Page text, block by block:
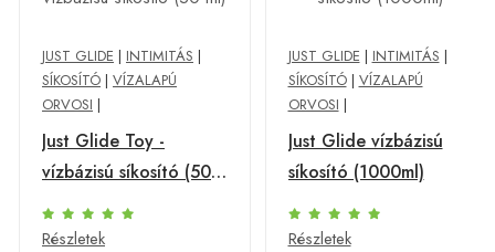
JUST GLIDE | INTIMITÁS |
SÍKOSÍTÓ | VÍZALAPÚ
ORVOSI |
Just Glide Toy -
vízbázisú síkosító (50
ml)
Részletek
JUST GLIDE | INTIMITÁS |
SÍKOSÍTÓ| VÍZALAPÚ
ORVOSI |
Just Glide vízbázisú
síkosító (1000ml)
Részletek